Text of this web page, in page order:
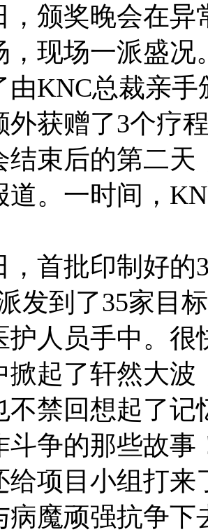
，颁奖晚会在
，现场一派盛
由KNC总裁亲
外获赠了3个疗
结束后的第二
道。一时间，
，首批印制好
发到了35家
护人员手中。
掀起了轩然大
不禁回想起了
斗争的那些故
给项目小组打
病魔顽强抗争下